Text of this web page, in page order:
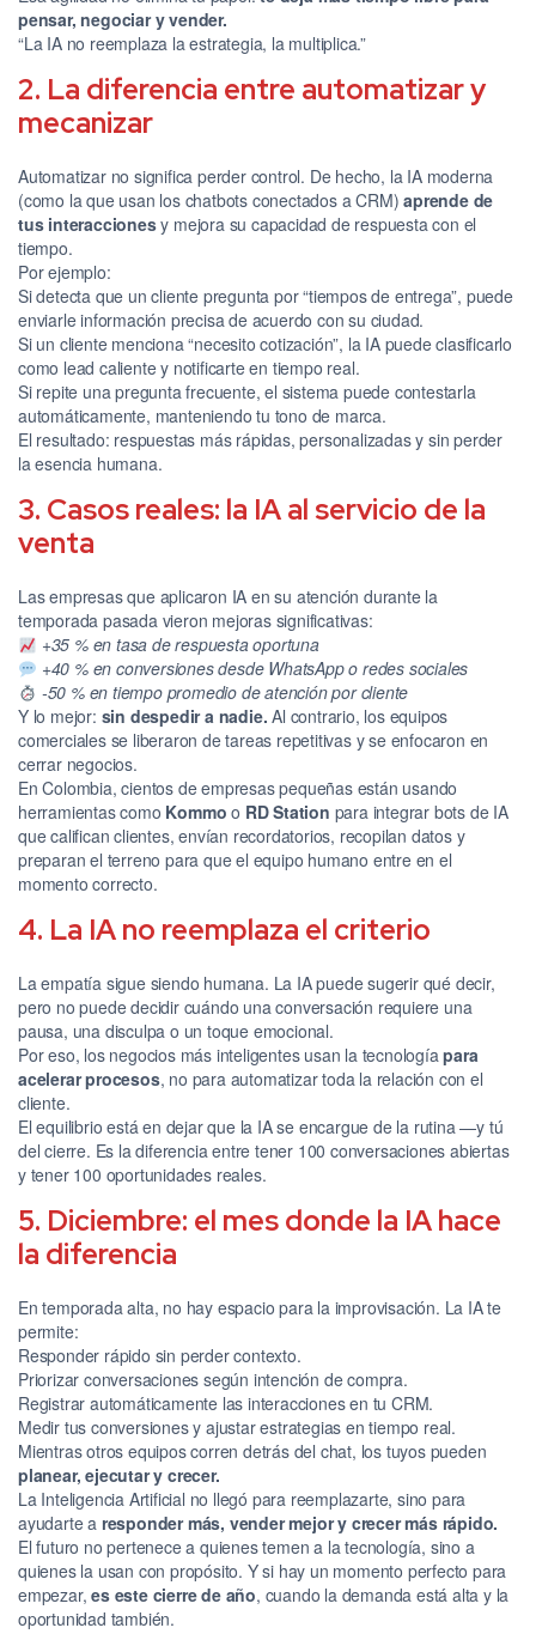
pensar, negociar y vender.
“La IA no reemplaza la estrategia, la multiplica.”
2. La diferencia entre automatizar y
mecanizar
Automatizar no significa perder control. De hecho, la IA moderna
(como la que usan los chatbots conectados a CRM)aprende de
tus interaccionesy mejora su capacidad de respuesta con el
tiempo.
Por ejemplo:
Si detecta que un cliente pregunta por “tiempos de entrega”, puede
enviarle información precisa de acuerdo con su ciudad.
Si un cliente menciona “necesito cotización”, la IA puede clasificarlo
como lead caliente y notificarte en tiempo real.
Si repite una pregunta frecuente, el sistema puede contestarla
automáticamente, manteniendo tu tono de marca.
El resultado: respuestas más rápidas, personalizadas y sin perder
la esencia humana.
3. Casos reales: la IA al servicio de la
venta
Las empresas que aplicaron IA en su atención durante la
temporada pasada vieron mejoras significativas:
+35 % en tasa de respuesta oportuna
+40 % en conversiones desde WhatsApp o redes sociales
-50 % en tiempo promedio de atención por cliente
Y lo mejor: sin despedir a nadie. Al contrario, los equipos
comerciales se liberaron de tareas repetitivas y se enfocaron en
cerrar negocios.
En Colombia, cientos de empresas pequeñas están usando
herramientas como Kommo o RD Station para integrar bots de IA
que califican clientes, envían recordatorios, recopilan datos y
preparan el terreno para que el equipo humano entre en el
momento correcto.
4. La IA no reemplaza el criterio
La empatía sigue siendo humana. La IA puede sugerir qué decir,
pero no puede decidir cuándo una conversación requiere una
pausa, una disculpa o un toque emocional.
Por eso, los negocios más inteligentes usan la tecnologíapara
acelerar procesos, no para automatizar toda la relación con el
cliente.
El equilibrio está en dejar que la IA se encargue de la rutina —y tú
del cierre. Es la diferencia entre tener 100 conversaciones abiertas
y tener 100 oportunidades reales.
5. Diciembre: el mes donde la IA hace
la diferencia
En temporada alta, no hay espacio para la improvisación. La IA te
permite:
Responder rápido sin perder contexto.
Priorizar conversaciones según intención de compra.
Registrar automáticamente las interacciones en tu CRM.
Medir tus conversiones y ajustar estrategias en tiempo real.
Mientras otros equipos corren detrás del chat, los tuyos pueden
planear, ejecutar y crecer.
La Inteligencia Artificial no llegó para reemplazarte, sino para
ayudarte a responder más, vender mejor y crecer más rápido.
El futuro no pertenece a quienes temen a la tecnología, sino a
quienes la usan con propósito. Y si hay un momento perfecto para
empezar,es este cierre de año, cuando la demanda está alta y la
oportunidad también.